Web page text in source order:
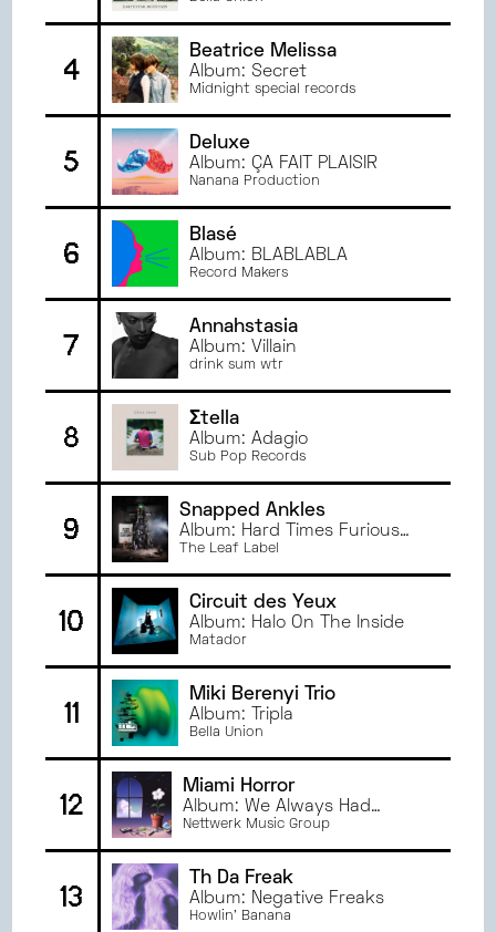
JANVIER2024
DÉCEMBRE2023
NOVEMBRE2023
OCTOBRE2023
SEPTEMBRE2023
2023
2023
2023
FÉVRIER2023
JANVIER2023
JUIN2022
2022
AVRIL2022
MARS2022
4
Beatrice Melissa
Album: Secret
Midnight special records
5
Deluxe
Album: ÇA FAIT PLAISIR
Nanana Production
6
Blasé
Album: BLABLABLA
Record Makers
7
Annahstasia
Album: Villain
drink sum wtr
8
Σtella
Album: Adagio
Sub Pop Records
9
Snapped Ankles
Album: Hard Times Furious
Dancing
The Leaf Label
10
Circuit des Yeux
Album: Halo On The Inside
Matador
11
Miki Berenyi Trio
Album: Tripla
Bella Union
12
Miami Horror
Album: We Always Had
Tomorrow
Nettwerk Music Group
13
Th Da Freak
Album: Negative Freaks
Howlin' Banana